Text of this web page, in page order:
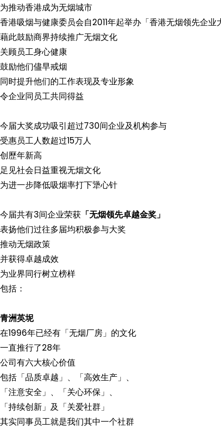
为推动香港成为无烟城市
香港吸烟与健康委员会自2011年起举办「香港无烟领先企业
藉此鼓励商界持续推广无烟文化
关顾员工身心健康
鼓励他们儘早戒烟
同时提升他们的工作表现及专业形象
令企业同员工共同得益
今届大奖成功吸引超过730间企业及机构参与
受惠员工人数超过15万人
创歷年新高
足见社会日益重视无烟文化
为进一步降低吸烟率打下犟心针
今届共有3间企业荣获 「无烟领先卓越金奖」
表扬他们过往多届均积极参与大奖
推动无烟政策
并获得卓越成效
为业界同行树立榜样
包括：
青洲英坭
在1996年已经有「无烟厂房」的文化
一直推行了28年
公司有六大核心价值
包括「品质卓越」、「高效生产」、
「注意安全」、「关心环保」、
「持续创新」及「关爱社群」
其实同事员工就是我们其中一个社群